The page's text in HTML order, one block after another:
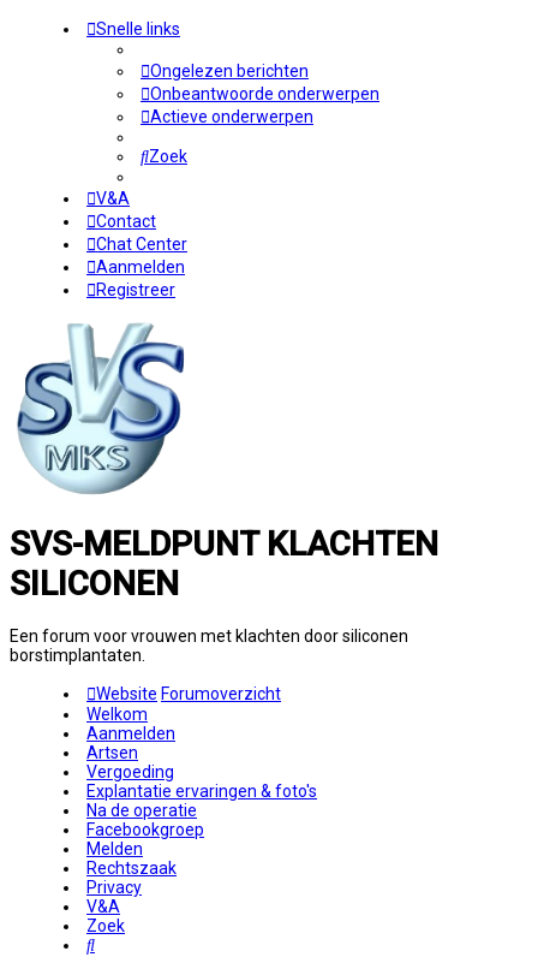
Snelle links
Ongelezen berichten
Onbeantwoorde onderwerpen
Actieve onderwerpen
Zoek
V&A
Contact
Chat Center
Aanmelden
Registreer
SVS-MELDPUNT KLACHTEN
SILICONEN
Een forum voor vrouwen met klachten door siliconen
borstimplantaten.
Website Forumoverzicht
Welkom
Aanmelden
Artsen
Vergoeding
Explantatie ervaringen & foto's
Na de operatie
Facebookgroep
Melden
Rechtszaak
Privacy
V&A
Zoek
Zoek